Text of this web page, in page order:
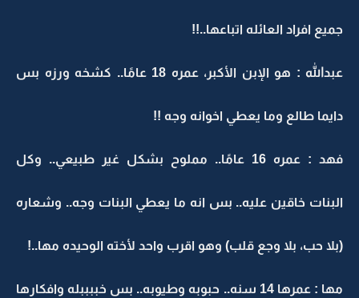
جميع افراد العائله اتباعها..!!
عبدالله : هو الإبن الأكبر، عمره 18 عامًا.. كشخه ورزه بس
دايما طالع وما يعطي اخوانه وجه !!
فهد : عمره 16 عامًا.. مملوح بشكل غير طبيعي.. وكل
البنات خاقين عليه.. بس انه ما يعطي البنات وجه.. وشعاره
(بلا حب، بلا وجع قلب) وهو اقرب واحد لأخته الوحيده مها..!
مها : عمرها 14 سنه.. حبوبه وطيوبه.. بس خببببله وافكارها